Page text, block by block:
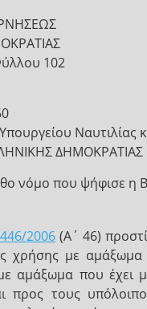
102
Ναυτιλίας
ΔΗΜΟΚΡΑΤΙΑΣ
νόμο που ψήφισε η
2006 (Α΄ 46)
χρήσης με
αμάξωμα που έχει
προς τους